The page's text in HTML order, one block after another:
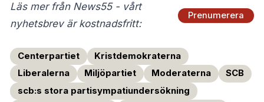
Läs mer från News55 - vårt
nyhetsbrev är kostnadsfritt:
Prenumerera
Centerpartiet
Kristdemokraterna
Liberalerna
Miljöpartiet Moderaterna
SCB
scb:s stora partisympatiundersökning